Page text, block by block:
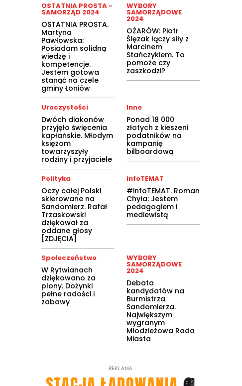
OSTATNIA PROSTA -
SAMORZĄD 2024
OSTATNIA PROSTA.
Martyna
Pawłowska:
Posiadam solidną
wiedzę i
kompetencje.
Jestem gotowa
stanąć na czele
gminy Łoniów
WYBORY
SAMORZĄDOWE
2024
OŻARÓW: Piotr
Ślęzak łączy siły z
Marcinem
Stańczykiem. To
pomoże czy
zaszkodzi?
Uroczystości
Dwóch diakonów
przyjęło święcenia
kapłańskie. Młodym
księżom
towarzyszyły
rodziny i przyjaciele
Inne
Ponad 18 000
złotych z kieszeni
podatników na
kampanię
bilboardową
Polityka
Oczy całej Polski
skierowane na
Sandomierz. Rafał
Trzaskowski
dziękował za
oddane głosy
[ZDJĘCIA]
infoTEMAT
#infoTEMAT. Roman
Chyła: Jestem
pedagogiem i
mediewistą
Społeczeństwo
W Rytwianach
dziękowano za
plony. Dożynki
pełne radości i
zabawy
WYBORY
SAMORZĄDOWE
2024
Debata
kandydatów na
Burmistrza
Sandomierza.
Największym
wygranym
Młodzieżowa Rada
Miasta
REKLAMA